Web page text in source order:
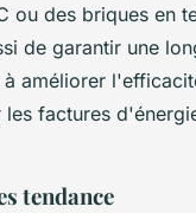
ou des briques en
de garantir une
améliorer
factures
tendance